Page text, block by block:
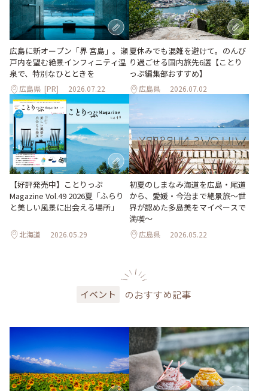
広島に新オープン「界 宮島」。瀬
戸内を望む絶景インフィニティ温
泉で、特別なひとときを
広島県 [PR] 2026.07.22
夏休みでも混雑を避けて。のんび
り過ごせる国内旅先6選【ことり
っぷ編集部おすすめ】
広島県 2026.07.02
【好評発売中】ことりっぷ
Magazine Vol.49 2026夏「ふらり
と美しい風景に出会える場所」
北海道 2026.05.29
初夏のしまなみ海道を広島・尾道
から、愛媛・今治まで絶景旅〜世
界が認めた多島美をマイペースで
満喫〜
広島県 2026.05.22
イベント のおすすめ記事